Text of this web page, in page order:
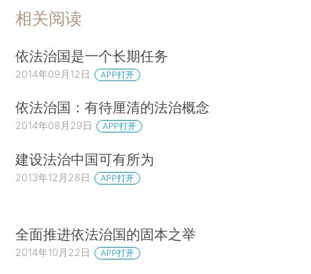
相关阅读
依法治国是一个长期任务
2014年09月12日 APP打开
依法治国：有待厘清的法治概念
2014年08月29日 APP打开
建设法治中国可有所为
2013年12月28日 APP打开
全面推进依法治国的固本之举
2014年10月22日 APP打开